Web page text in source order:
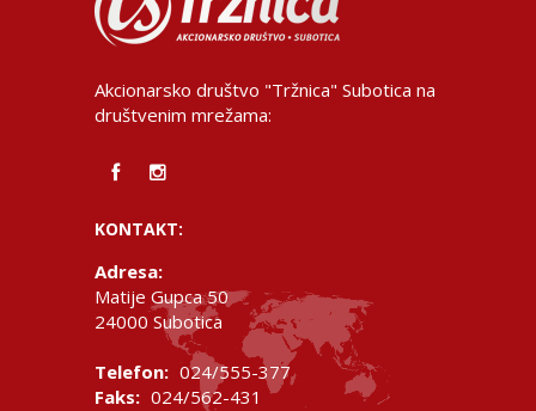
Akcionarsko društvo "Tržnica" Subotica na
društvenim mrežama:
KONTAKT:
Adresa:
Matije Gupca 50
24000 Subotica
Telefon: 024/555-377
Faks: 024/562-431